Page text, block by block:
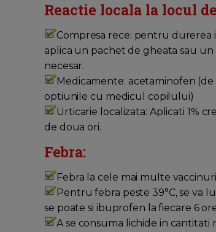
Reactie locala la locul
Compresa rece: pentru durerea
aplica un pachet de gheata sau
necesar.
Medicamente: acetaminofen
optiunile cu medicul copilului)
Urticarie localizata: Aplicati 1%
de doua ori.
Febra:
Febra la cele mai multe
Pentru febra peste 39°C, se va
se poate si ibuprofen la fiecare 6
A se consuma lichide in cantitati